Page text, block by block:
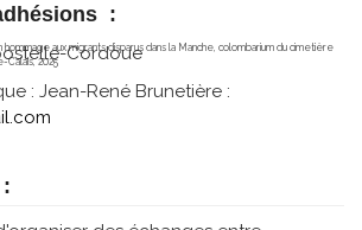
aux migrants disparus dans la Manche, colombarium du cimetière
Calais, 2025
:
Cordoue
: Jean-René Brunetière :